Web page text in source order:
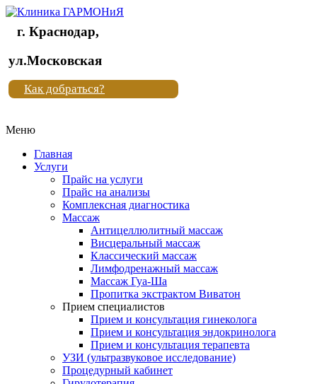
Клиника
"Новая
жизнь"
Клиника
жизнь"
г. Краснодар,
ул.Московская
Как добраться?
Меню
Главная
Услуги
Прайс на услуги
Прайс на анализы
Комплексная диагностика
Массаж
Антицеллюлитный массаж
Висцеральный массаж
Классический массаж
Лимфодренажный массаж
Массаж Гуа-Ша
Пропитка экстрактом Виватон
Прием специалистов
Прием и консультация гинеколога
Прием и консультация эндокринолога
Прием и консультация терапевта
УЗИ (ультразвуковое исследование)
Процедурный кабинет